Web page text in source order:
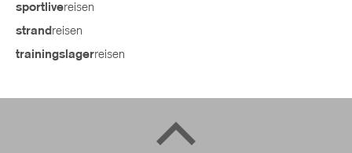
sportlivereisen
strand reisen
trainingslagerreisen